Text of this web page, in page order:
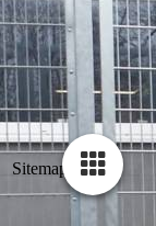
Sitemap